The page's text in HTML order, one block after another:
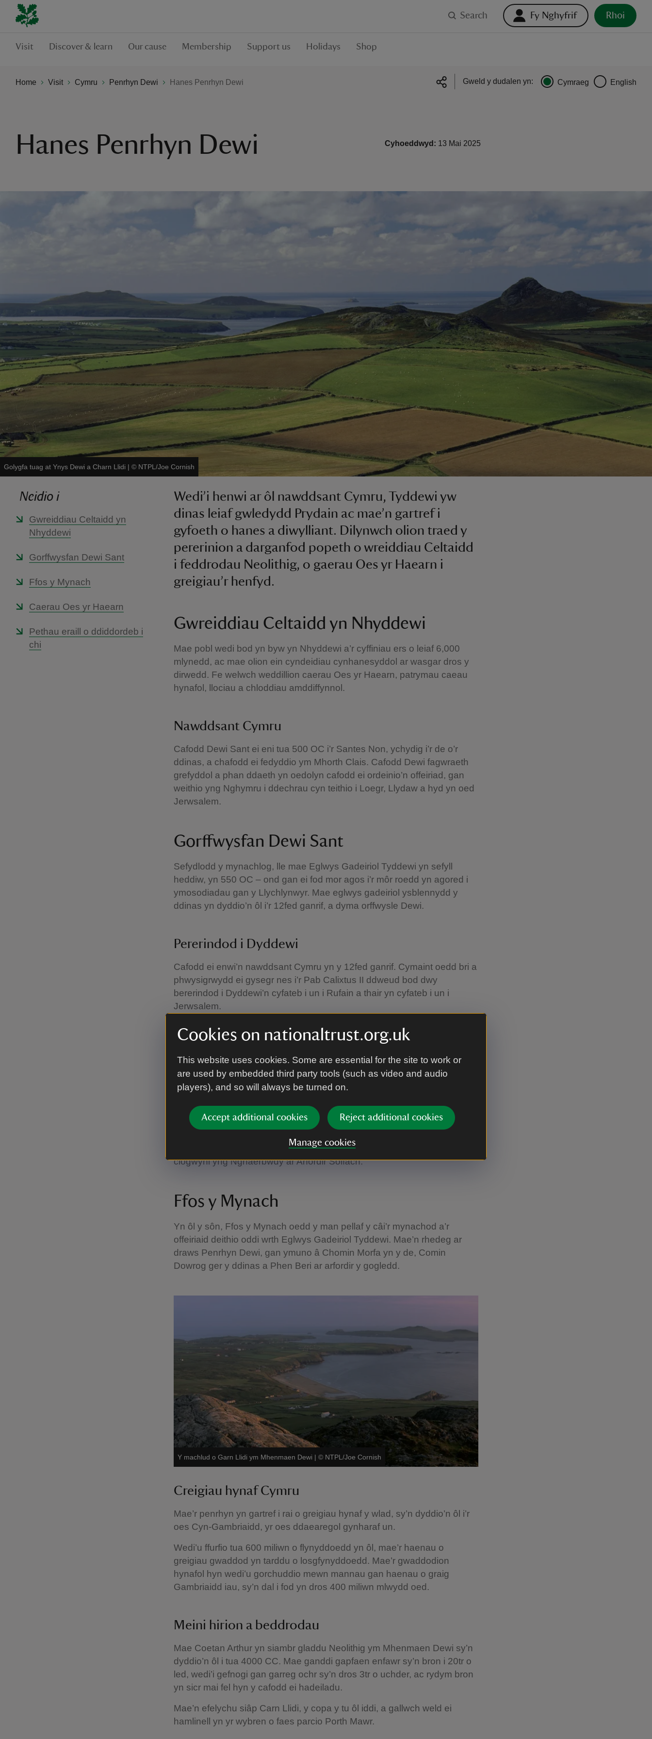
Cookies on nationaltrust.org.uk
This website uses cookies. Some are essential for the site to work or
are used by embedded third party tools (such as video and audio
players), and so will always be turned on.
Accept additional cookies Reject additional cookies
Manage cookies
Search Fy Nghyfrif Rhoi
Visit Discover & learn Our cause Membership Support us Holidays Shop
Home Visit Cymru Penrhyn Dewi Hanes Penrhyn Dewi Gweld y dudalen yn: Cymraeg English
Hanes Penrhyn Dewi Cyhoeddwyd: 13 Mai 2025
Golygfa tuag at Ynys Dewi a Charn Llidi | © NTPL/Joe Cornish
Neidio i
Gwreiddiau Celtaidd yn
Nhyddewi
Gorffwysfan Dewi Sant
Ffos y Mynach
Caerau Oes yr Haearn
Pethau eraill o ddiddordeb i
chi
Wedi’i henwi ar ôl nawddsant Cymru, Tyddewi yw
dinas leiaf gwledydd Prydain ac mae’n gartref i
gyfoeth o hanes a diwylliant. Dilynwch olion traed y
pererinion a darganfod popeth o wreiddiau Celtaidd
i feddrodau Neolithig, o gaerau Oes yr Haearn i
greigiau’r henfyd.
Gwreiddiau Celtaidd yn Nhyddewi
Mae pobl wedi bod yn byw yn Nhyddewi a’r cyffiniau ers o leiaf 6,000
mlynedd, ac mae olion ein cyndeidiau cynhanesyddol ar wasgar dros y
dirwedd. Fe welwch weddillion caerau Oes yr Haearn, patrymau caeau
hynafol, llociau a chloddiau amddiffynnol.
Nawddsant Cymru
Cafodd Dewi Sant ei eni tua 500 OC i’r Santes Non, ychydig i’r de o’r
ddinas, a chafodd ei fedyddio ym Mhorth Clais. Cafodd Dewi fagwraeth
grefyddol a phan ddaeth yn oedolyn cafodd ei ordeinio’n offeiriad, gan
weithio yng Nghymru i ddechrau cyn teithio i Loegr, Llydaw a hyd yn oed
Jerwsalem.
Gorffwysfan Dewi Sant
Sefydlodd y mynachlog, lle mae Eglwys Gadeiriol Tyddewi yn sefyll
heddiw, yn 550 OC – ond gan ei fod mor agos i’r môr roedd yn agored i
ymosodiadau gan y Llychlynwyr. Mae eglwys gadeiriol ysblennydd y
ddinas yn dyddio’n ôl i’r 12fed ganrif, a dyma orffwysle Dewi.
Pererindod i Dyddewi
Cafodd ei enwi’n nawddsant Cymru yn y 12fed ganrif. Cymaint oedd bri a
phwysigrwydd ei gysegr nes i’r Pab Calixtus II ddweud bod dwy
bererindod i Dyddewi’n cyfateb i un i Rufain a thair yn cyfateb i un i
Jerwsalem.
Mae ei gysegr wedi dod yn lle poblogaidd i bererinion o bell ac agos.
Croes Ddinesig Tyddewi
Mae’r tirnod adnabyddus hwn yng nghanol Tyddewi yn groes bregethu
wreiddiol, a’r pen a’r sylfaen chwe-cham yn fwy modern.
eglwys gadeiriol. Adeiladwyd yr eglwys gadeiriol gyda charreg o’n
clogwyni yng Nghaerbwdy ar Arfordir Solfach.
Ffos y Mynach
Yn ôl y sôn, Ffos y Mynach oedd y man pellaf y câi’r mynachod a’r
offeiriaid deithio oddi wrth Eglwys Gadeiriol Tyddewi. Mae’n rhedeg ar
draws Penrhyn Dewi, gan ymuno â Chomin Morfa yn y de, Comin
Dowrog ger y ddinas a Phen Beri ar arfordir y gogledd.
Y machlud o Garn Llidi ym Mhenmaen Dewi | © NTPL/Joe Cornish
Creigiau hynaf Cymru
Mae’r penrhyn yn gartref i rai o greigiau hynaf y wlad, sy’n dyddio’n ôl i’r
oes Cyn-Gambriaidd, yr oes ddaearegol gynharaf un.
Wedi’u ffurfio tua 600 miliwn o flynyddoedd yn ôl, mae’r haenau o
greigiau gwaddod yn tarddu o losgfynyddoedd. Mae’r gwaddodion
hynafol hyn wedi’u gorchuddio mewn mannau gan haenau o graig
Gambriaidd iau, sy’n dal i fod yn dros 400 miliwn mlwydd oed.
Meini hirion a beddrodau
Mae Coetan Arthur yn siambr gladdu Neolithig ym Mhenmaen Dewi sy’n
dyddio’n ôl i tua 4000 CC. Mae ganddi gapfaen enfawr sy’n bron i 20tr o
led, wedi’i gefnogi gan garreg ochr sy’n dros 3tr o uchder, ac rydym bron
yn sicr mai fel hyn y cafodd ei hadeiladu.
Mae’n efelychu siâp Carn Llidi, y copa y tu ôl iddi, a gallwch weld ei
hamlinell yn yr wybren o faes parcio Porth Mawr.